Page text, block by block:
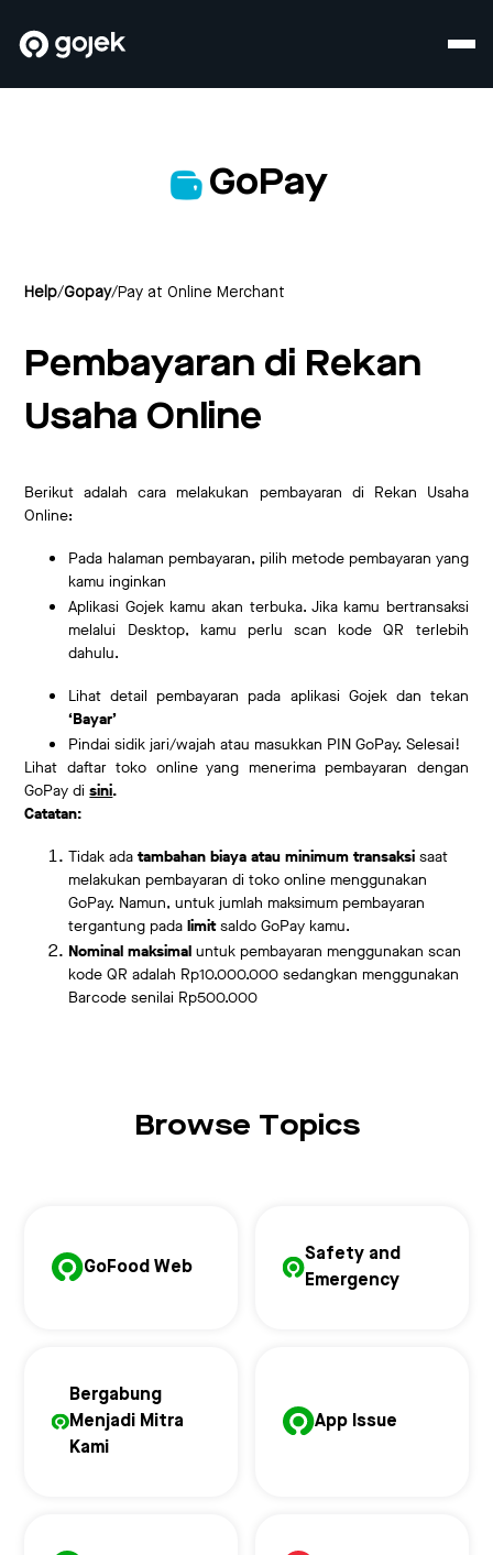
GoPay
Help/Gopay/Pay at Online Merchant
Pembayaran di Rekan
Usaha Online
Berikut adalah cara melakukan pembayaran di Rekan Usaha
Online:
Pada halaman pembayaran, pilih metode pembayaran yang
kamu inginkan
Aplikasi Gojek kamu akan terbuka. Jika kamu bertransaksi
melalui Desktop, kamu perlu scan kode QR terlebih
dahulu.
Lihat detail pembayaran pada aplikasi Gojek dan tekan
‘Bayar’
Pindai sidik jari/wajah atau masukkan PIN GoPay. Selesai!
Lihat daftar toko online yang menerima pembayaran dengan
GoPay disini.
Catatan:
Tidak adatambahan biaya atau minimum transaksi saat
melakukan pembayaran di toko online menggunakan
GoPay. Namun, untuk jumlah maksimum pembayaran
tergantung padalimitsaldo GoPay kamu.
Nominal maksimaluntuk pembayaran menggunakan scan
kode QR adalah Rp10.000.000 sedangkan menggunakan
Barcode senilai Rp500.000
Browse Topics
GoFood Web
Safety and
Emergency
Bergabung
Menjadi Mitra
Kami
App Issue